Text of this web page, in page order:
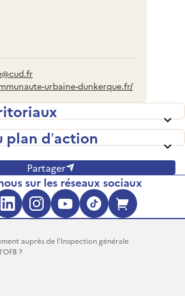
urbaine-dunkerque.fr/
plan d’action
Partager
sur les réseaux sociaux
(s'ouvre dans une
LinkedIn (s'ouvre dans
Instagram (s'ouvre
YouTube
TikTok
auprès de l’Inspection générale
?